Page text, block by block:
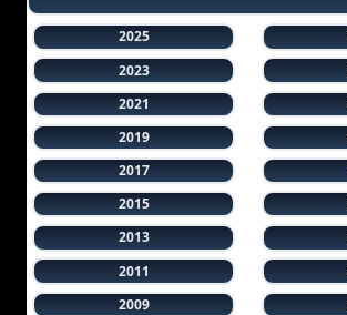
2025
2023
2021
2019
2017
2015
2013
2011
2009